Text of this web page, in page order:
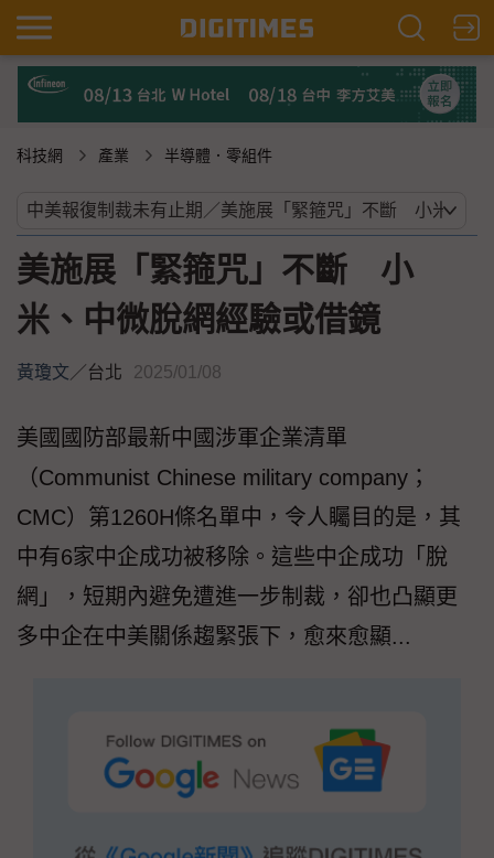
科技網 產業 半導體．零組件
美施展「緊箍咒」不斷 小
米、中微脫網經驗或借鏡
黃瓊文／台北 2025/01/08
美國國防部最新中國涉軍企業清單
（Communist Chinese military company；
CMC）第1260H條名單中，令人矚目的是，其
中有6家中企成功被移除。這些中企成功「脫
網」，短期內避免遭進一步制裁，卻也凸顯更
多中企在中美關係趨緊張下，愈來愈顯...